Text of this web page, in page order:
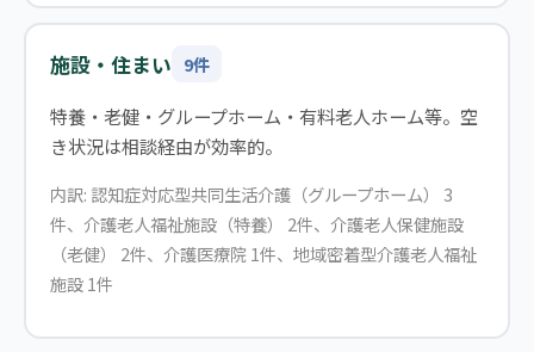
施設・住まい 9件
特養・老健・グループホーム・有料老人ホーム等。空
き状況は相談経由が効率的。
内訳: 認知症対応型共同生活介護（グループホーム） 3
件、介護老人福祉施設（特養） 2件、介護老人保健施設
（老健） 2件、介護医療院 1件、地域密着型介護老人福祉
施設 1件